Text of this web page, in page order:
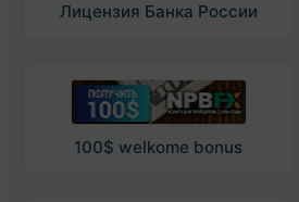
Лицензия Банка России
100$ welkome bonus